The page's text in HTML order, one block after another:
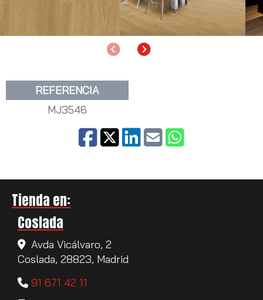
AnteriorSiguiente
REFERENCIA
MJ3546
Tienda en:
Coslada
Avda Vicálvaro, 2
Coslada, 28823, Madrid
91 671 42 11